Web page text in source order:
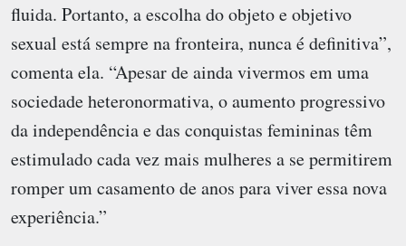
fluida. Portanto, a escolha do objeto e objetivo
sexual está sempre na fronteira, nunca é definitiva”,
comenta ela. “Apesar de ainda vivermos em uma
sociedade heteronormativa, o aumento progressivo
da independência e das conquistas femininas têm
estimulado cada vez mais mulheres a se permitirem
romper um casamento de anos para viver essa nova
experiência.”